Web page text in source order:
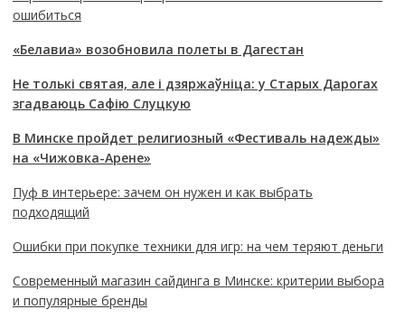
ошибиться
«Белавиа» возобновила полеты в Дагестан
Не толькі святая, але і дзяржаўніца: у Старых Дарогах
згадваюць Сафію Слуцкую
В Минске пройдет религиозный «Фестиваль надежды»
на «Чижовка-Арене»
Пуф в интерьере: зачем он нужен и как выбрать
подходящий
Ошибки при покупке техники для игр: на чем теряют деньги
Современный магазин сайдинга в Минске: критерии выбора
и популярные бренды